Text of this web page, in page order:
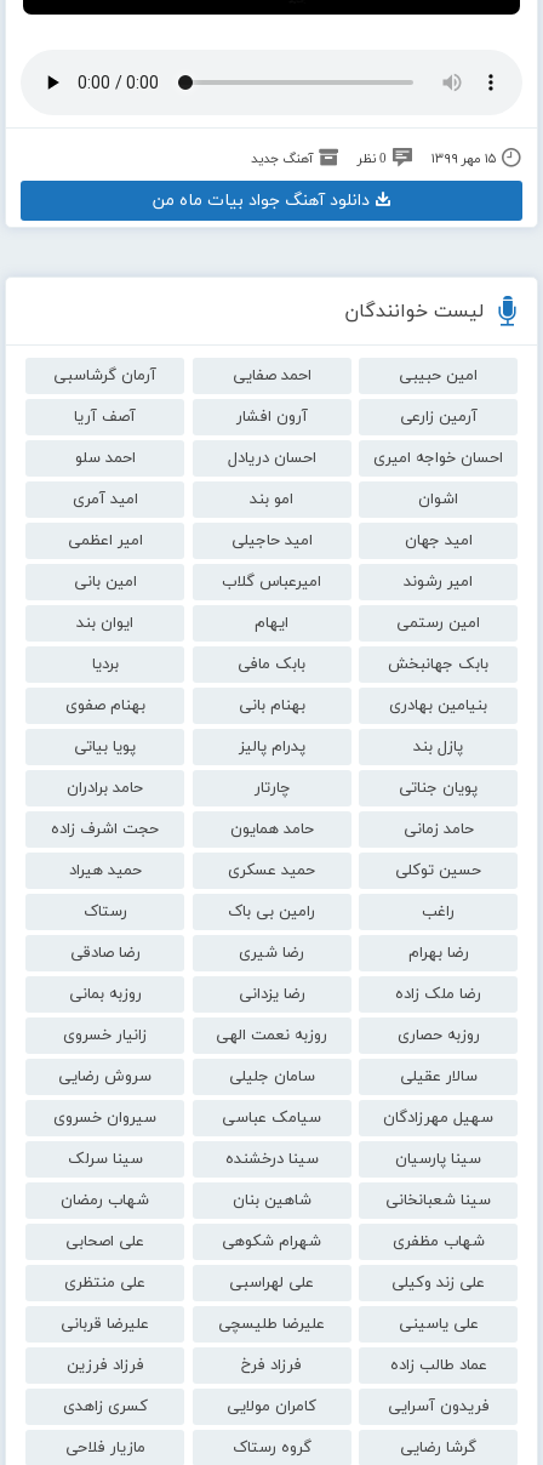
لیست خوانندگان
امین حبیبی احمد صفایی
آرمان گرشاسبی
آرمین زارعی
آرون افشار
آصف آریا
احسان خواجه امیری
احسان دریادل
احمد سلو
اشوان
امو بند
امید آمری
امید جهان
امید حاجیلی
امیر اعظمی
امیر رشوند
امیرعباس گلاب
امین بانی
امین رستمی
ایهام
ایوان بند
بابک جهانبخش
بابک مافی
بردیا
بنیامین بهادری
بهنام بانی
بهنام صفوی
پازل بند
پدرام پالیز
پویا بیاتی
پویان جناتی
چارتار
حامد برادران
حامد زمانی
حامد همایون
حجت اشرف زاده
حسین توکلی
حمید عسکری
حمید هیراد
راغب
رامین بی باک
رستاک
رضا بهرام
رضا شیری
رضا صادقی
رضا ملک زاده
رضا یزدانی
روزبه بمانی
روزبه حصاری
روزبه نعمت الهی
زانیار خسروی
سالار عقیلی
سامان جلیلی
سروش رضایی
سهیل مهرزادگان
سیامک عباسی
سیروان خسروی
سینا پارسیان
سینا درخشنده
سینا سرلک
سینا شعبانخانی
شاهین بنان
شهاب رمضان
شهاب مظفری
شهرام شکوهی
علی اصحابی
علی زند وکیلی
علی لهراسبی
علی منتظری
علی یاسینی
علیرضا طلیسچی
علیرضا قربانی
عماد طالب زاده
فرزاد فرخ
فرزاد فرزین
فریدون آسرایی
کامران مولایی
کسری زاهدی
گرشا رضایی
گروه رستاک
مازیار فلاحی
۱۵ مهر ۱۳۹۹ 0 نظر آهنگ جدید
دانلود آهنگ جواد بیات ماه من